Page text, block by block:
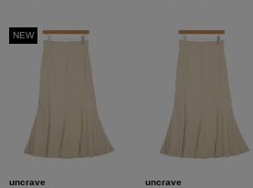
NEW
uncrave
uncrave